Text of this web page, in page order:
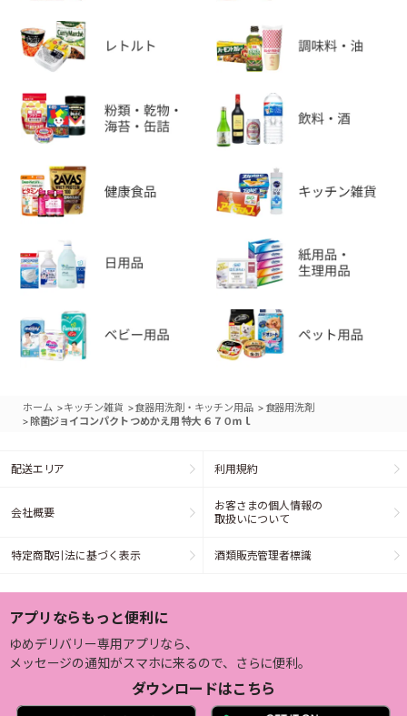
ホーム >キッチン雑貨 >食器用洗剤・キッチン用品 > 食器用洗剤
> 除菌ジョイコンパクト つめかえ用 特大 ６７０ｍｌ
配送エリア 利用規約
会社概要
お客さまの個人情報の
取扱いについて
特定商取引法に基づく表示 酒類販売管理者標識
アプリならもっと便利に
ゆめデリバリー専用アプリなら、
メッセージの通知がスマホに来るので、さらに便利。
ダウンロードはこちら